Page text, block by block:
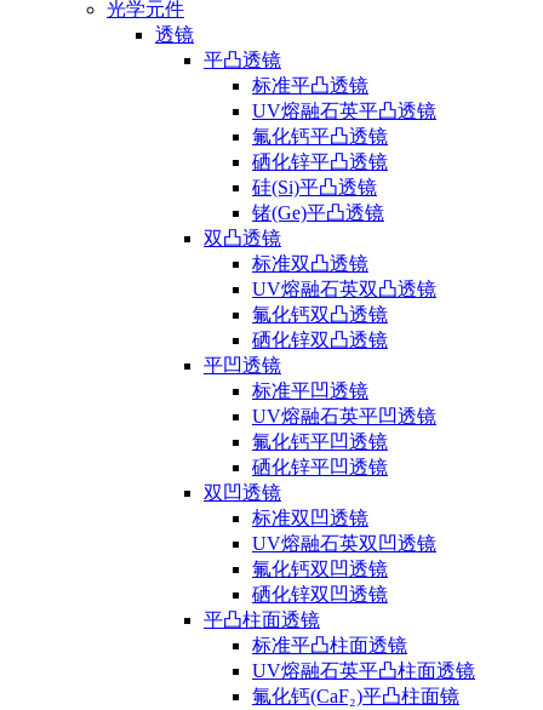
光学元件
透镜
平凸透镜
标准平凸透镜
UV熔融石英平凸透镜
氟化钙平凸透镜
硒化锌平凸透镜
硅(Si)平凸透镜
锗(Ge)平凸透镜
双凸透镜
标准双凸透镜
UV熔融石英双凸透镜
氟化钙双凸透镜
硒化锌双凸透镜
平凹透镜
标准平凹透镜
UV熔融石英平凹透镜
氟化钙平凹透镜
硒化锌平凹透镜
双凹透镜
标准双凹透镜
UV熔融石英双凹透镜
氟化钙双凹透镜
硒化锌双凹透镜
平凸柱面透镜
标准平凸柱面透镜
UV熔融石英平凸柱面透镜
氟化钙(CaF₂)平凸柱面镜